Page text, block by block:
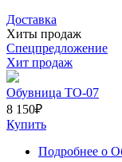
Доставка
Хиты продаж
Спецпредложение
Хит продаж
Обувница ТО-07
8 150₽
Купить
Подробнее о